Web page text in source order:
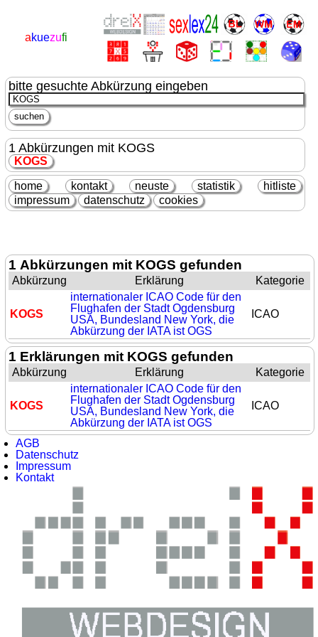
akuezufi
bitte gesuchte Abkürzung eingeben
1 Abkürzungen mit KOGS
KOGS
home kontakt neuste statistik
hitliste
impressum
datenschutz cookies
1 Abkürzungen mit KOGS gefunden
Abkürzung Erklärung Kategorie
KOGS
internationaler ICAO Code für den
Flughafen der Stadt Ogdensburg
USA, Bundesland New York, die
Abkürzung der IATA ist OGS
ICAO
1 Erklärungen mit KOGS gefunden
Abkürzung Erklärung Kategorie
KOGS
internationaler ICAO Code für den
Flughafen der Stadt Ogdensburg
USA, Bundesland New York, die
Abkürzung der IATA ist OGS
ICAO
AGB
Datenschutz
Impressum
Kontakt